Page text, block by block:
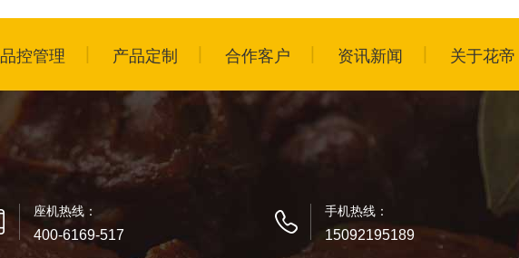
品控管理 产品定制 合作客户 资讯新闻 关于花帝
座机热线：
400-6169-517
手机热线：
15092195189